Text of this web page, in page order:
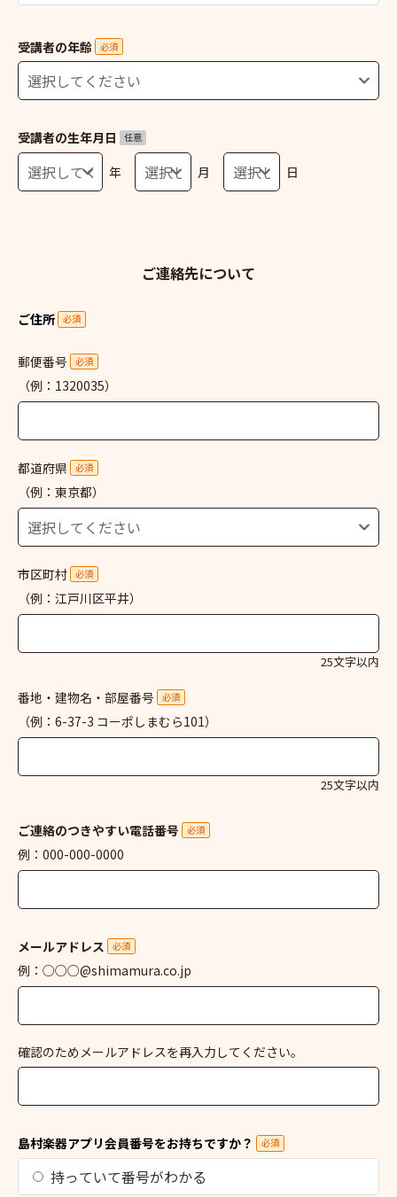
受講者の年齢 必須
受講者の生年月日 任意
年 月 日
ご連絡先について
ご住所 必須
郵便番号 必須
（例：1320035）
都道府県 必須
（例：東京都）
市区町村 必須
（例：江戸川区平井）
25文字以内
番地・建物名・部屋番号 必須
（例：6-37-3 コーポしまむら101）
25文字以内
ご連絡のつきやすい電話番号 必須
例：000-000-0000
メールアドレス 必須
例：○○○@shimamura.co.jp
確認のためメールアドレスを再入力してください。
島村楽器アプリ会員番号をお持ちですか？ 必須
持っていて番号がわかる